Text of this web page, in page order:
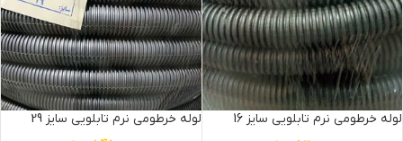
لوله خرطومی نرم تابلویی سایز 16
لوله خرطومی نرم تابلویی سایز 29